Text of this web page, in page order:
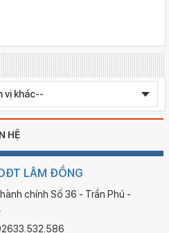
HUỲNH NHƯ HẬU
HỆ
LÂM ĐỒNG
chính Số 36 - Trần Phú -